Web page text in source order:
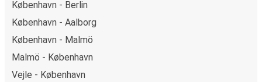
København - Berlin
København - Aalborg
København - Malmö
Malmö - København
Vejle - København